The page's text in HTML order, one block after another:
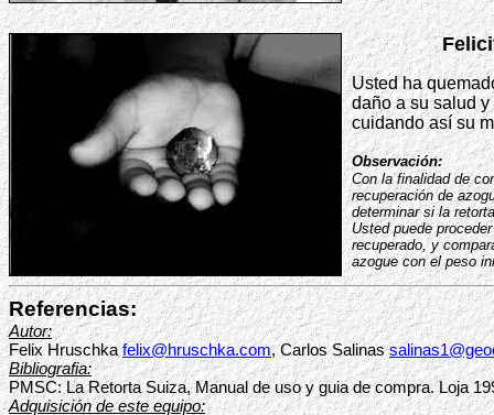
Usted ha
daño a su salud
cuidando así su
Observación:
Con la finalidad de
recuperación de
determinar si la
Usted puede
recuperado, y
azogue con el peso
Referencias:
Autor:
Felix Hruschkafelix@hruschka.com, Carlos Salinas
Bibliografia:
PMSC: La Retorta Suiza, Manual de uso y guia de compra. Loja
Adquisición de este equipo: